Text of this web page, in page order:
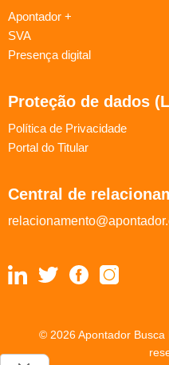
Apontador +
SVA
Presença digital
Proteção de dados
Política de Privacidade
Portal do Titular
Central de
© 2026 Apontador Busca